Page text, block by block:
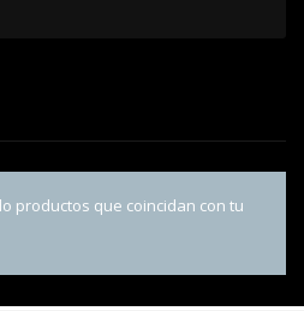
productos que coincidan con tu